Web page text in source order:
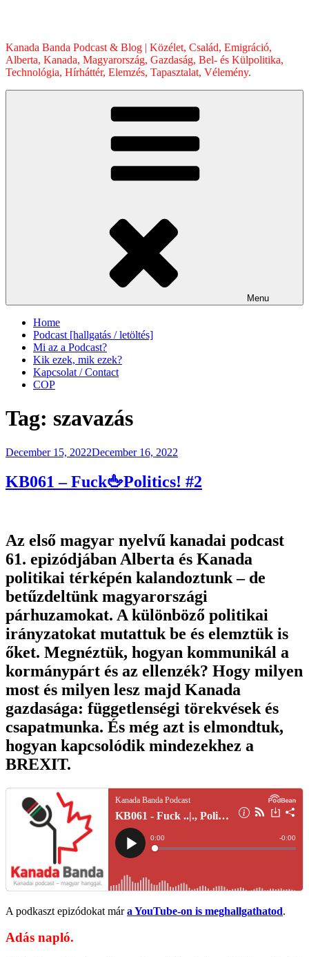
Kanada Banda Podcast & Blog | Közélet, Család, Emigráció,
Alberta, Kanada, Magyarország, Gazdaság, Bel- és Külpolitika,
Technológia, Hírháttér, Elemzés, Tapasztalat, Vélemény.
Menu
Home
Podcast [hallgatás / letöltés]
Mi az a Podcast?
Kik ezek, mik ezek?
Kapcsolat / Contact
COP
Tag: szavazás
Posted
December 15, 2022December 16, 2022
KB061 – Fuck🖕Politics! #2
Az első magyar nyelvű kanadai podcast
61. epizódjában Alberta és Kanada
politikai térképén kalandoztunk – de
betűzdeltünk magyarországi
párhuzamokat. A különböző politikai
irányzatokat mutattuk be és elemztük is
őket. Megnéztük, hogyan kommunikál a
kormánypárt és az ellenzék? Hogy milyen
most és milyen lesz majd Kanada
gazdasága: függetlenségi törekvések és
csapatmunka. És még azt is elmondtuk,
hogyan kapcsolódik mindezekhez a
BREXIT.
A podkaszt epizódokat mára YouTube-on is meghallgathatod.
Adás napló.